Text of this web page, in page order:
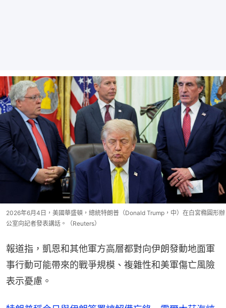
2026年6月4日，美國華盛頓，總統特朗普（Donald Trump，中）在白宮橢圓形辦
公室向記者發表講話。（Reuters）
報道指，凱恩和其他軍方高層都對向伊朗發動地面軍
事行動可能帶來的戰爭規模、複雜性和美軍傷亡風險
表示憂慮。